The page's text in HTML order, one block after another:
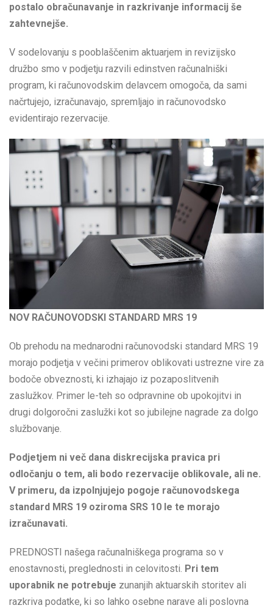
postalo obračunavanje in razkrivanje informacij še
zahtevnejše.
V sodelovanju s pooblaščenim aktuarjem in revizijsko
družbo smo v podjetju razvili edinstven računalniški
program, ki računovodskim delavcem omogoča, da sami
načrtujejo, izračunavajo, spremljajo in računovodsko
evidentirajo rezervacije.
NOV RAČUNOVODSKI STANDARD MRS 19
Ob prehodu na mednarodni računovodski standard MRS 19
morajo podjetja v večini primerov oblikovati ustrezne vire za
bodoče obveznosti, ki izhajajo iz pozaposlitvenih
zaslužkov. Primer le-teh so odpravnine ob upokojitvi in
drugi dolgoročni zaslužki kot so jubilejne nagrade za dolgo
službovanje.
Podjetjem ni več dana diskrecijska pravica pri
odločanju o tem, ali bodo rezervacije oblikovale, ali ne.
V primeru, da izpolnjujejo pogoje računovodskega
standard MRS 19 oziroma SRS 10 le te morajo
izračunavati.
PREDNOSTI našega računalniškega programa so v
enostavnosti, preglednosti in celovitosti. Pri tem
uporabnik ne potrebuje zunanjih aktuarskih storitev ali
razkriva podatke, ki so lahko osebne narave ali poslovna